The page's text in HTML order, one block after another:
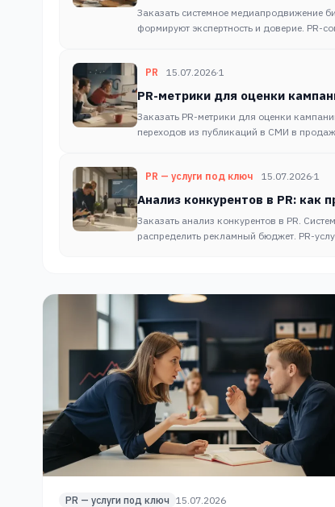
Заказать системное медиапродвижение
формируют экспертность и доверие. PR-
PR 15.07.2026·1
PR-метрики для оценки
Заказать PR-метрики для оценки
переходов из публикаций в СМИ в
PR — услуги под ключ 15.07.2026·1
Анализ конкурентов в PR: как
Заказать анализ конкурентов в PR.
распределить рекламный бюджет. PR-
PR — услуги под ключ 15.07.2026